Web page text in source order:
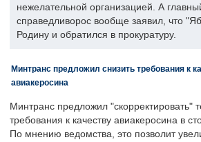
нежелательной организацией. А
справедливорос вообще заявил, что
Родину и обратился в прокуратуру.
Минтранс предложил снизить требования к
авиакеросина
Минтранс предложил "скорректировать"
требования к качеству авиакеросина в
По мнению ведомства, это позволит